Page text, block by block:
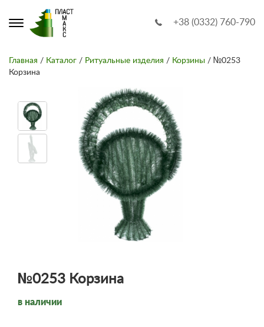
+38 (0332) 760-790
Главная / Каталог / Ритуальные изделия / Корзины / №0253
Корзина
№0253 Корзина
в наличии